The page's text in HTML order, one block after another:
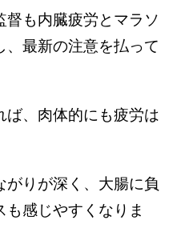
督も内臓疲労とマラソ
、最新の注意を払って
ば、肉体的にも疲労は
がりが深く、大腸に負
感じやすくなりま